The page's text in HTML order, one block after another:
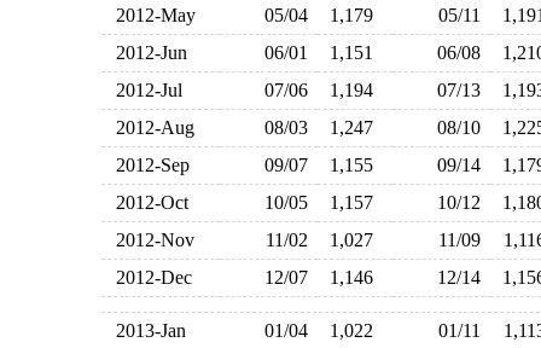
2012-May 05/04 1,179 05/11
2012-Jun
06/01 1,151 06/08
2012-Jul
07/06 1,194 07/13
2012-Aug
08/03 1,247 08/10
2012-Sep
09/07 1,155 09/14
2012-Oct
10/05 1,157 10/12
2012-Nov
11/02 1,027 11/09
2012-Dec
12/07 1,146 12/14
2013-Jan 01/04 1,022 01/11